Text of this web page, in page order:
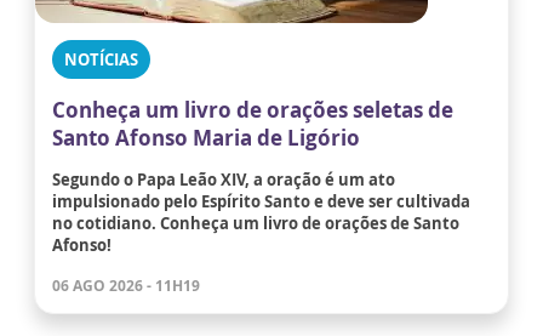
NOTÍCIAS
Conheça um livro de orações seletas de
Santo Afonso Maria de Ligório
Segundo o Papa Leão XIV, a oração é um ato
impulsionado pelo Espírito Santo e deve ser cultivada
no cotidiano. Conheça um livro de orações de Santo
Afonso!
06 AGO 2026 - 11H19